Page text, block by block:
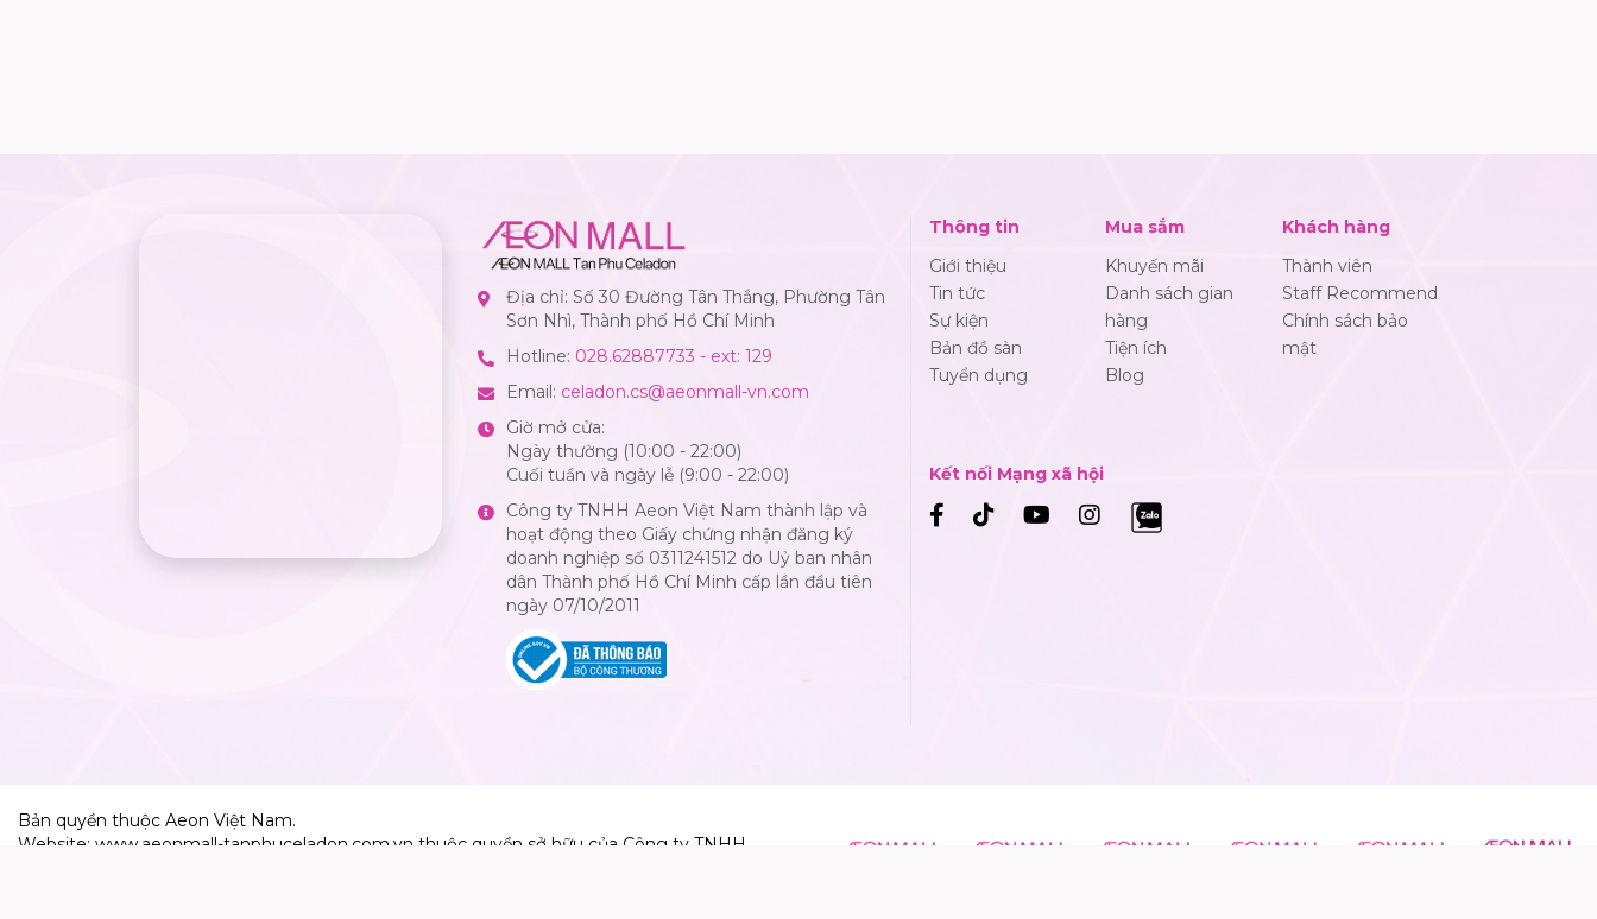
Địa chỉ: Số 30 Đường Tân Thắng, Phường Tân
Sơn Nhì, Thành phố Hồ Chí Minh
Hotline: 028.62887733 - ext: 129
Email: celadon.cs@aeonmall-vn.com
Giờ mở cửa:
Ngày thường (10:00 - 22:00)
Cuối tuần và ngày lễ (9:00 - 22:00)
Công ty TNHH Aeon Việt Nam thành lập và
hoạt động theo Giấy chứng nhận đăng ký
doanh nghiệp số 0311241512 do Uỷ ban nhân
dân Thành phố Hồ Chí Minh cấp lần đầu tiên
ngày 07/10/2011
Thông tin
Giới thiệu
Tin tức
Sự kiện
Bản đồ sàn
Tuyển dụng
Mua sắm
Khuyến mãi
Danh sách gian
hàng
Tiện ích
Blog
Khách hàng
Thành viên
Staff Recommend
Chính sách bảo
mật
Kết nối Mạng xã hội
Bản quyền thuộc Aeon Việt Nam.
Website: www.aeonmall-tanphuceladon.com.vn thuộc quyền sở hữu của Công ty TNHH